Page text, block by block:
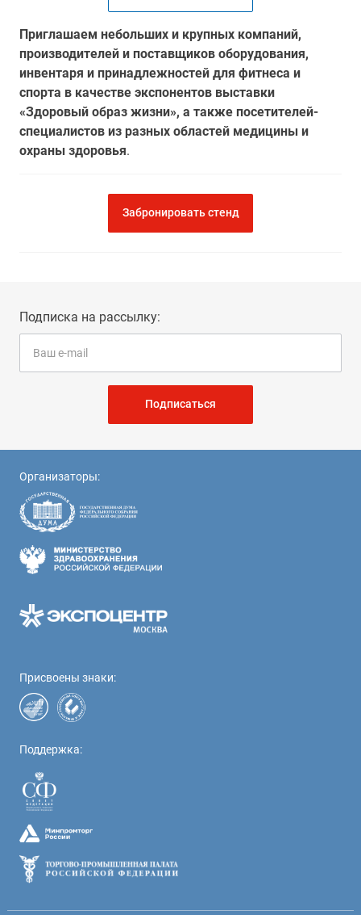
Приглашаем небольших и крупных компаний,
производителей и поставщиков оборудования,
инвентаря и принадлежностей для фитнеса и
спорта в качестве экспонентов выставки
«Здоровый образ жизни», а также посетителей-
специалистов из разных областей медицины и
охраны здоровья.
Забронировать стенд
Подписка на рассылку:
Подписаться
Организаторы:
Присвоены знаки:
Поддержка: